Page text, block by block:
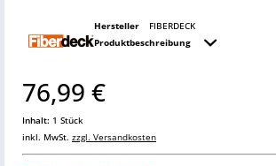
Hersteller
FIBERDECK
Produktbeschreibung
76,99 €
Inhalt: 1 Stück
inkl. MwSt. zzgl. Versandkosten